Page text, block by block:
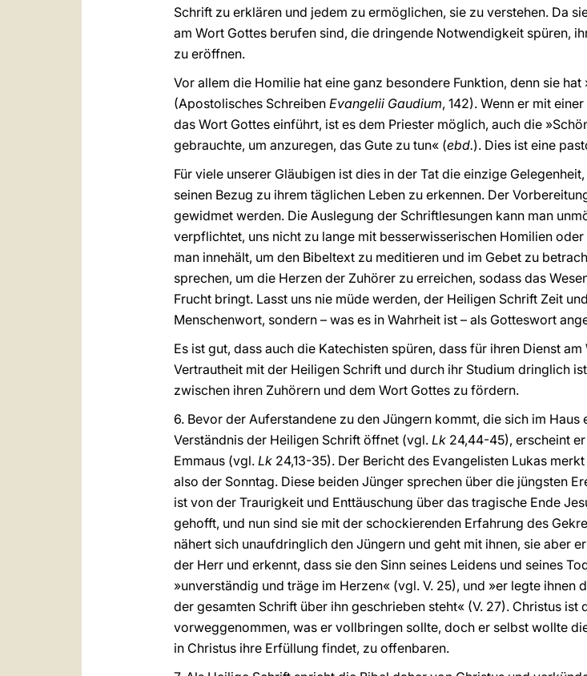
Schrift zu erklären und jedem zu ermöglichen, sie zu verstehen. Da
am Wort Gottes berufen sind, die dringende Notwendigkeit spüren,
zu eröffnen.
Vor allem die Homilie hat eine ganz besondere Funktion, denn sie
(Apostolisches Schreiben Evangelii Gaudium, 142). Wenn er mit
das Wort Gottes einführt, ist es dem Priester möglich, auch die
gebrauchte, um anzuregen, das Gute zu tun« (ebd.). Dies ist eine
Für viele unserer Gläubigen ist dies in der Tat die einzige
seinen Bezug zu ihrem täglichen Leben zu erkennen. Der
gewidmet werden. Die Auslegung der Schriftlesungen kann man
verpflichtet, uns nicht zu lange mit besserwisserischen Homilien
man innehält, um den Bibeltext zu meditieren und im Gebet zu
sprechen, um die Herzen der Zuhörer zu erreichen, sodass das
Frucht bringt. Lasst uns nie müde werden, der Heiligen Schrift Zeit
Menschenwort, sondern – was es in Wahrheit ist – als Gotteswort
Es ist gut, dass auch die Katechisten spüren, dass für ihren Dienst
Vertrautheit mit der Heiligen Schrift und durch ihr Studium dringlich
zwischen ihren Zuhörern und dem Wort Gottes zu fördern.
6. Bevor der Auferstandene zu den Jüngern kommt, die sich im
Verständnis der Heiligen Schrift öffnet (vgl. Lk 24,44-45), erscheint
Emmaus (vgl. Lk 24,13-35). Der Bericht des Evangelisten Lukas
also der Sonntag. Diese beiden Jünger sprechen über die jüngsten
ist von der Traurigkeit und Enttäuschung über das tragische Ende
gehofft, und nun sind sie mit der schockierenden Erfahrung des
nähert sich unaufdringlich den Jüngern und geht mit ihnen, sie aber
der Herr und erkennt, dass sie den Sinn seines Leidens und seines
»unverständig und träge im Herzen« (vgl. V. 25), und »er legte ihnen
der gesamten Schrift über ihn geschrieben steht« (V. 27). Christus
vorweggenommen, was er vollbringen sollte, doch er selbst wollte
in Christus ihre Erfüllung findet, zu offenbaren.